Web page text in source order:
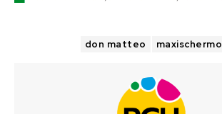
don matteo maxischermo